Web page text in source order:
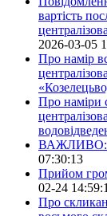
вартість
2026-03-05
Про намір
Про наміри
ВАЖЛИВО:
07:30:13
Прийом
02-24
Про